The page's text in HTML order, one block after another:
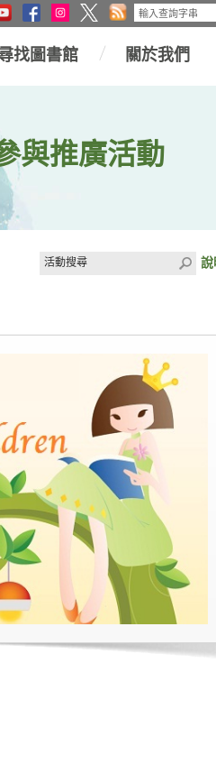
找圖書館 關於我們
與推廣活動
說